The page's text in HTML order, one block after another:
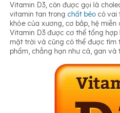
Vitamin D3, còn được gọi là
vitamin tan trong chất béo có vai
khỏe của xương, cơ bắp, hệ
Vitamin D3 được cơ thể tổng hợp
mặt trời và cũng có thể được tìm
phẩm, chẳng hạn như cá, gan và